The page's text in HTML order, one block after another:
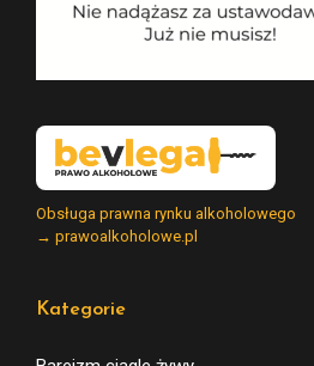
Obsługa prawna rynku alkoholowego
→ prawoalkoholowe.pl
Kategorie